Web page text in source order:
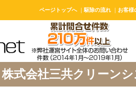
ページトップへ ｜ 駆除の流れ ｜ お客様
株式会社三共クリーン